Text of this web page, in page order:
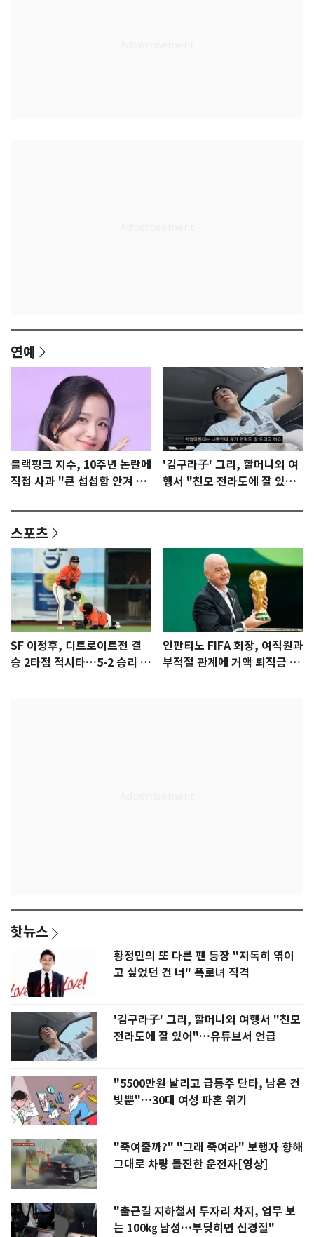
연예
블랙핑크 지수, 10주년 논란에
직접 사과 "큰 섭섭함 안겨 미
'김구라子' 그리, 할머니외 여
행서 "친모 전라도에 잘 있
스포츠
SF 이정후, 디트로이트전 결
승 2타점 적시타…5-2 승리 견
인판티노 FIFA 회장, 여직원과
부적절 관계에 거액 퇴직금 지
핫뉴스
황정민의 또 다른 팬 등장 "지독히 엮이
고 싶었던 건 너" 폭로녀 직격
'김구라子' 그리, 할머니외 여행서 "친모
전라도에 잘 있어"…유튜브서 언급
"5500만원 날리고 급등주 단타, 남은 건
빚뿐"…30대 여성 파혼 위기
"죽여줄까?" "그래 죽여라" 보행자 향해
그대로 차량 돌진한 운전자[영상]
"출근길 지하철서 두자리 차지, 업무 보
는 100㎏ 남성…부딪히면 신경질"